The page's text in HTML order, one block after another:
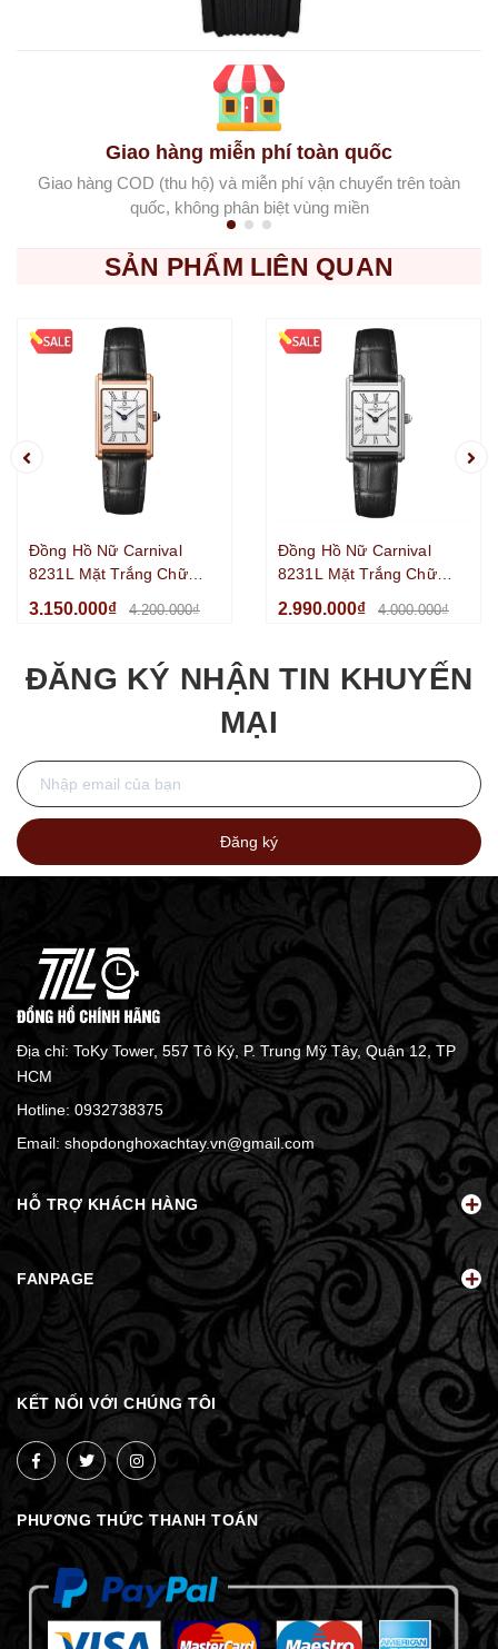
Giao hàng miễn phí toàn quốc
Giao hàng COD (thu hộ) và miễn phí vận chuyển trên toàn
quốc, không phân biệt vùng miền
SẢN PHẨM LIÊN QUAN
Đồng Hồ Nữ Carnival
8231L Mặt Trắng Chữ
Nhật Dây Da Đen Vỏ
Vàng Hồng Size
3.150.000₫ 4.200.000₫
Đồng Hồ Nữ Carnival
8231L Mặt Trắng Chữ
Nhật Dây Da Đen Vỏ
Silver Size 21x31mm
2.990.000₫ 4.000.000₫
ĐĂNG KÝ NHẬN TIN KHUYẾN
MẠI
Đăng ký
Địa chỉ: ToKy Tower, 557 Tô Ký, P. Trung Mỹ Tây, Quận 12, TP
HCM
Hotline: 0932738375
Email: shopdonghoxachtay.vn@gmail.com
HỖ TRỢ KHÁCH HÀNG
FANPAGE
KẾT NỐI VỚI CHÚNG TÔI
PHƯƠNG THỨC THANH TOÁN